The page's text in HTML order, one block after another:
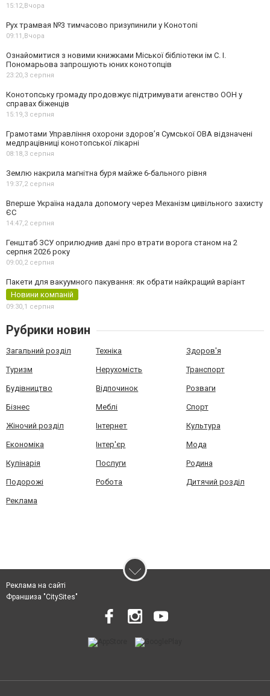
15:12,Вчора
Рух трамвая №3 тимчасово призупинили у Конотопі
09:11,Вчора
Ознайомитися з новими книжками Міської бібліотеки ім С. І.
Пономарьова запрошують юних конотопців
23:20,3 серпня
Конотопську громаду продовжує підтримувати агенство ООН у
справах біженців
15:19,3 серпня
Грамотами Управління охорони здоров’я Сумської ОВА відзначені
медпрацівниці конотопської лікарні
08:18,3 серпня
Землю накрила магнітна буря майже 6-бального рівня
19:37,2 серпня
Вперше Україна надала допомогу через Механізм цивільного захисту
ЄС
14:47,2 серпня
Генштаб ЗСУ оприлюднив дані про втрати ворога станом на 2
серпня 2026 року
09:00,2 серпня
Пакети для вакуумного пакування: як обрати найкращий варіант
Новини компаній
09:30,1 серпня
Рубрики новин
Загальний розділ Техніка Здоров'я
Туризм Нерухомість Транспорт
Будівництво Відпочинок Розваги
Бізнес Меблі Спорт
Жіночий розділ Інтернет Культура
Економіка Інтер'єр Мода
Кулінарія Послуги Родина
Подорожі Робота Дитячий розділ
Реклама
Реклама на сайті
Франшиза "CitySites"